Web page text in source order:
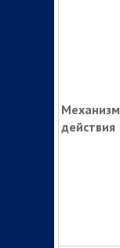
Механизм
действия